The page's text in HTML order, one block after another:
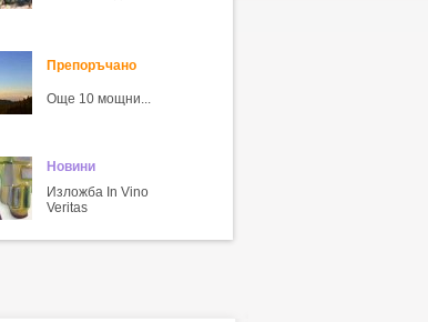
Препоръчано
Още 10 мощни...
Новини
Изложба In Vino
Veritas